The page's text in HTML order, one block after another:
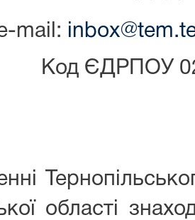
mail:
Код ЄДРПОУ
області